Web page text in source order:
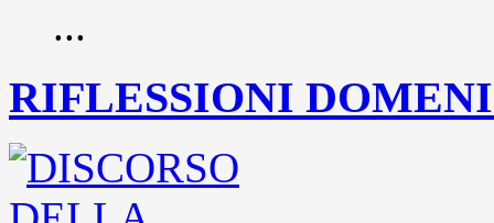
...
RIFLESSIONI